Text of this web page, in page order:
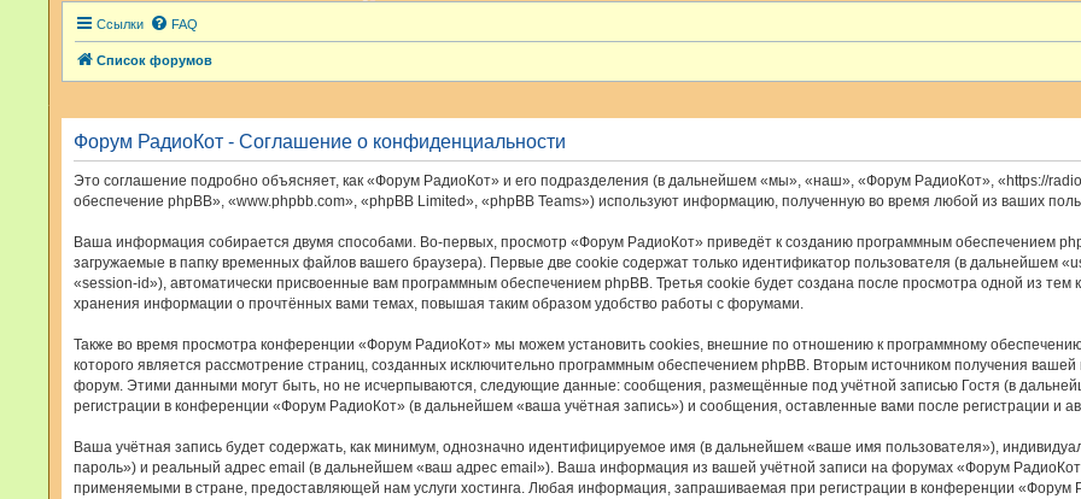
Ссылки FAQ
Список форумов
Форум РадиоКот - Соглашение о конфиденциальности
Это соглашение подробно объясняет, как «Форум РадиоКот» и его подразделения (в дальнейшем «мы», «наш», «Форум РадиоКот», «https://
обеспечение phpBB», «www.phpbb.com», «phpBB Limited», «phpBB Teams») используют информацию, полученную во время любой из ваших
Ваша информация собирается двумя способами. Во-первых, просмотр «Форум РадиоКот» приведёт к созданию программным обеспечением
загружаемые в папку временных файлов вашего браузера). Первые две cookie содержат только идентификатор пользователя (в дальнейшем
«session-id»), автоматически присвоенные вам программным обеспечением phpBB. Третья cookie будет создана после просмотра одной из
хранения информации о прочтённых вами темах, повышая таким образом удобство работы с форумами.
Также во время просмотра конференции «Форум РадиоКот» мы можем установить cookies, внешние по отношению к программному
которого является рассмотрение страниц, созданных исключительно программным обеспечением phpBB. Вторым источником получения
форум. Этими данными могут быть, но не исчерпываются, следующие данные: сообщения, размещённые под учётной записью Гостя (в
регистрации в конференции «Форум РадиоКот» (в дальнейшем «ваша учётная запись») и сообщения, оставленные вами после регистрации и
Ваша учётная запись будет содержать, как минимум, однозначно идентифицируемое имя (в дальнейшем «ваше имя пользователя»),
пароль») и реальный адрес email (в дальнейшем «ваш адрес email»). Ваша информация из вашей учётной записи на форумах «Форум
применяемыми в стране, предоставляющей нам услуги хостинга. Любая информация, запрашиваемая при регистрации в конференции «Форум